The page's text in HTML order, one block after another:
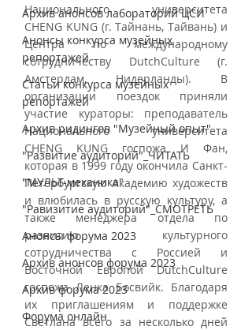
Архив анонсов лабораторий ЦСИ
Анонсы конкурса музейных
репортажей
Статьи конкурса музейных
репортажей
Архив ридингов "Музейный опыт"
"Развитие аудиторий"_ЧИТАТЬ
"МУЛЬТ-механика"
"Равизитие аудиторий"_СМОТРЕТЬ
Анонсы форума 2023
Архив анонсов форума 2023
Архив форума 2023
Форума онлайн
Национального университета
CHENG KUNG (г. Тайнань, Тайвань) и
Центра по международному
сотрудничеству DutchСulture (г.
Амстердам, Нидерланды). В
организации поездок приняли
участие кураторы: преподаватель
Национального университета
CHENG KUNG госпожа И Фан,
которая в 1999 году окончила Санкт-
Петербургскую Академию художеств
и влюбилась в русскую культуру, а
также менеджера отдела по
развитию культурного
сотрудничества с Россией и
Восточной Европой DutchСulture
госпожа Ленка Босвийк. Благодаря
их приглашениям и поддержке
Светлана всего за несколько дней